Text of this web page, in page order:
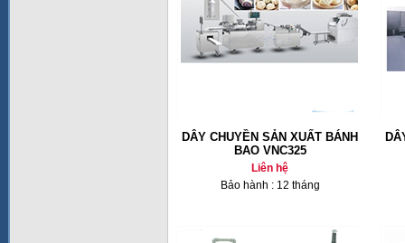
DÂY CHUYỀN SẢN XUẤT BÁNH
BAO VNC325
Liên hệ
Bảo hành : 12 tháng